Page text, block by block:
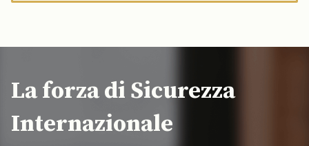
La forza di Sicurezza
Internazionale